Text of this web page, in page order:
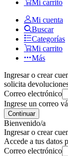
Mi carrito
Mi cuenta
Buscar
Categorías
Mi carrito
Más
Ingresar o crear
solicita
Correo electrónico
Ingrese un correo
Continuar
Bienvenido/a
Ingresar o crear
Accede a tus datos
Correo electrónico